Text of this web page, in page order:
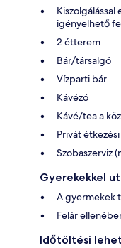
igényelhető
2 étterem
Bár/társalgó
Vízparti bár
Kávézó
Kávé/tea a
Privát
Szobaszerviz
Gyerekekkel
A gyermekek
Felár
Időtöltési